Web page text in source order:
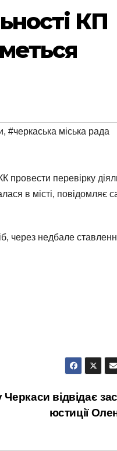
КП
, #черкаська міська рада
перевірку
в місті, повідомляє
через недбале
відвідає
юстиції